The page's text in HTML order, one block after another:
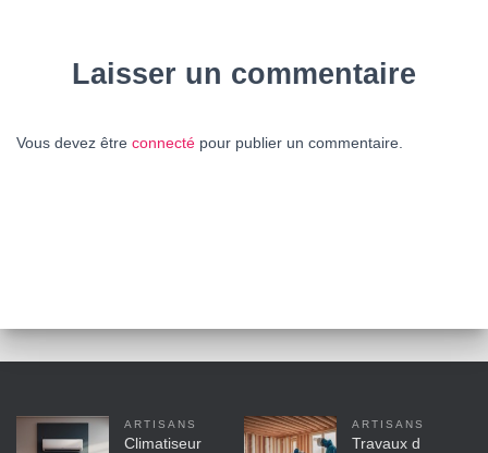
Laisser un commentaire
Vous devez être connecté pour publier un commentaire.
ARTISANS
Climatiseur
ARTISANS
Travaux d